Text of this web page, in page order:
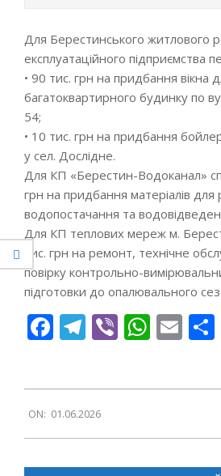
Для Берестинського житлового
експлуатаційного підприємства
• 90 тис. грн на придбання вікна
багатоквартирного будинку по
54;
• 10 тис. грн на придбання
у сел. Дослідне.
Для КП «Берестин-Водоканал»
грн на придбання матеріалів
водопостачання та
Для КП теплових мереж м.
тис. грн на ремонт, технічне
повірку контрольно-
підготовки до опалювального
Facebook
Telegram
Viber
06-
01
ON: 01.06.2026